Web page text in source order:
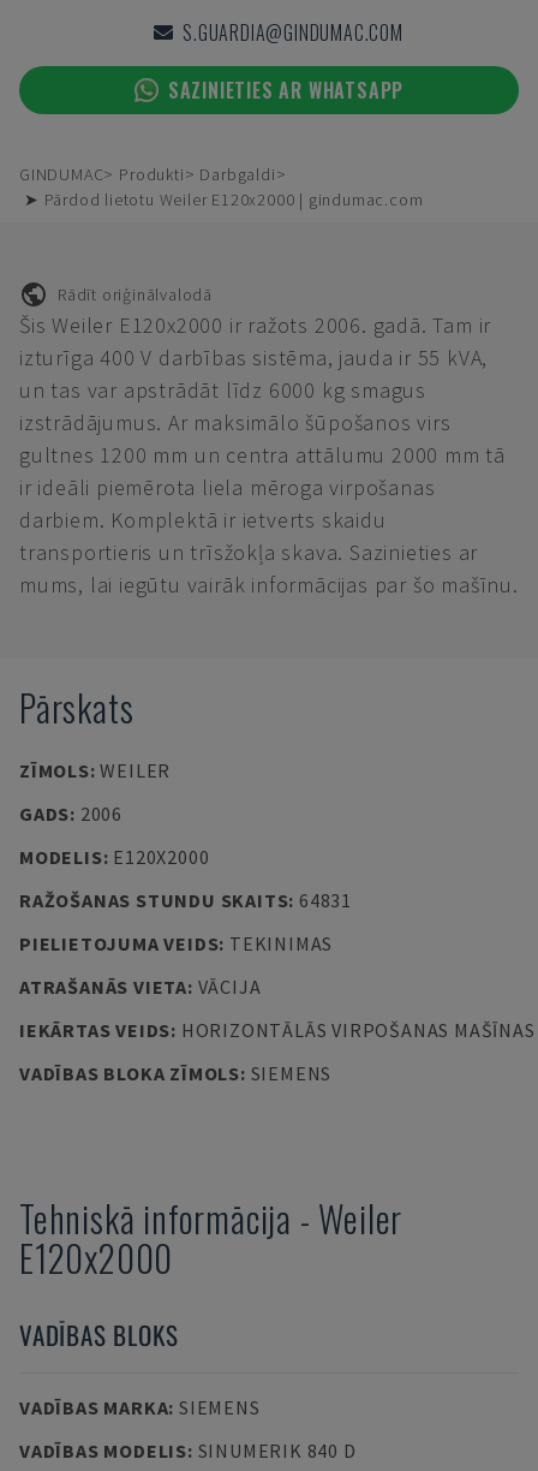
S.GUARDIA@GINDUMAC.COM
SAZINIETIES AR WHATSAPP
GINDUMAC Produkti
Darbgaldi
➤ Pārdod lietotu Weiler E120x2000 | gindumac.com
Rādīt oriģinālvalodā
Šis Weiler E120x2000 ir ražots 2006. gadā. Tam ir
izturīga 400 V darbības sistēma, jauda ir 55 kVA,
un tas var apstrādāt līdz 6000 kg smagus
izstrādājumus. Ar maksimālo šūpošanos virs
gultnes 1200 mm un centra attālumu 2000 mm tā
ir ideāli piemērota liela mēroga virpošanas
darbiem. Komplektā ir ietverts skaidu
transportieris un trīsžokļa skava. Sazinieties ar
mums, lai iegūtu vairāk informācijas par šo mašīnu.
Pārskats
ZĪMOLS:WEILER
GADS: 2006
MODELIS: E120X2000
RAŽOŠANAS STUNDU SKAITS: 64831
PIELIETOJUMA VEIDS: TEKINIMAS
ATRAŠANĀS VIETA: VĀCIJA
IEKĀRTAS VEIDS: HORIZONTĀLĀS VIRPOŠANAS MAŠĪNAS
VADĪBAS BLOKA ZĪMOLS: SIEMENS
Tehniskā informācija - Weiler
E120x2000
VADĪBAS BLOKS
VADĪBAS MARKA: SIEMENS
VADĪBAS MODELIS: SINUMERIK 840 D